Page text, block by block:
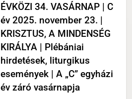
ÉVKÖZI 34. VASÁRNAP | C
év 2025. november 23. |
KRISZTUS, A MINDENSÉG
KIRÁLYA | Plébániai
hirdetések, liturgikus
események | A „C” egyházi
év záró vasárnapja